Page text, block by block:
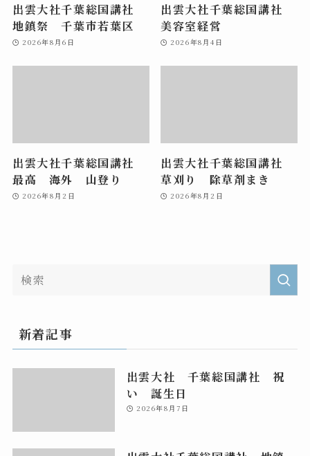
出雲大社千葉総国講社
地鎮祭 千葉市若葉区
2026年8月6日
出雲大社千葉総国講社
美容室経営
2026年8月4日
出雲大社千葉総国講社
最高 海外 山登り
2026年8月2日
出雲大社千葉総国講社
草刈り 除草剤まき
2026年8月2日
新着記事
出雲大社 千葉総国講社 祝
い 誕生日
2026年8月7日